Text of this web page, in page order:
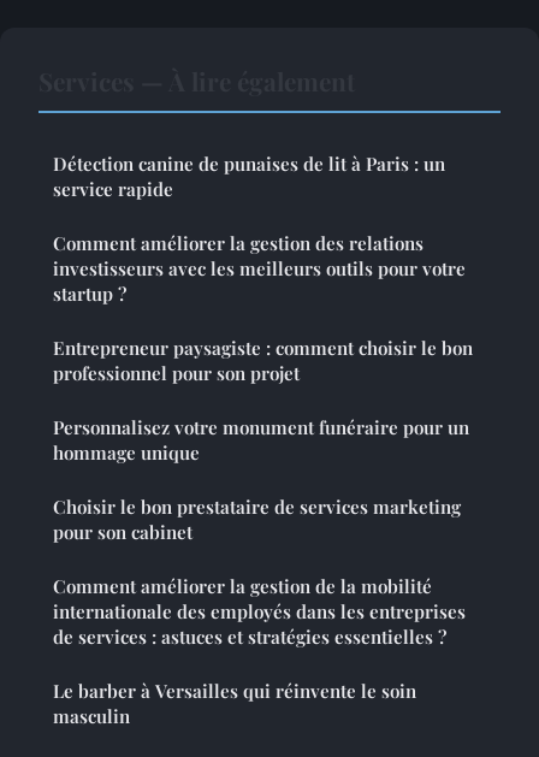
Détection canine de punaises de lit à Paris : un
service rapide
Comment améliorer la gestion des relations
investisseurs avec les meilleurs outils pour votre
startup ?
Entrepreneur paysagiste : comment choisir le bon
professionnel pour son projet
Personnalisez votre monument funéraire pour un
hommage unique
Choisir le bon prestataire de services marketing
pour son cabinet
Comment améliorer la gestion de la mobilité
internationale des employés dans les entreprises
de services : astuces et stratégies essentielles ?
Le barber à Versailles qui réinvente le soin
masculin